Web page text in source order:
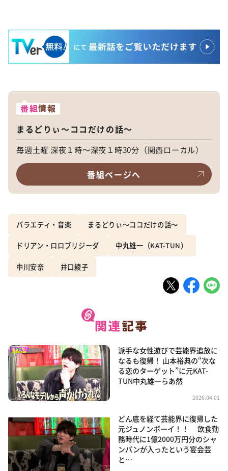
番組情報
まるどりぃ〜ココだけの話〜
毎週土曜 深夜１時〜深夜１時30分（関西ローカル）
番組ページへ
バラエティ・音楽 まるどりぃ〜ココだけの話〜
ドリアン・ロロブリジーダ 中丸雄一（KAT-TUN）
中川安奈 井口綾子
派手な女性遊びで芸能界追放に
なるも復帰！ 山本裕典の“次な
る恋のターゲット”に元KAT-
TUN中丸雄一らあ然
2026.04.01
どん底を経て芸能界に復帰した
元ジュノンボーイ！！ 飲食勤
務時代に1億2000万円分のシャ
ンパンが入ったという宴会芸
と…